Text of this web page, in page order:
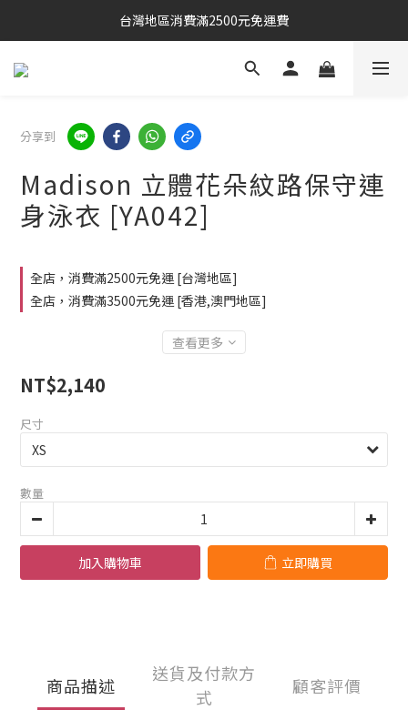
台灣地區消費滿2500元免運費
分享到
Madison 立體花朵紋路保守連
身泳衣 [YA042]
全店，消費滿2500元免運 [台灣地區]
全店，消費滿3500元免運 [香港,澳門地區]
查看更多
NT$2,140
尺寸
數量
加入購物車 立即購買
商品描述
送貨及付款方
式
顧客評價